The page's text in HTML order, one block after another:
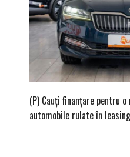
(P) Cauți finanțare pentru o
automobile rulate în